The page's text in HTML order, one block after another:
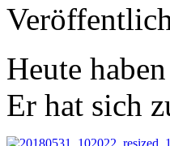
Heute
Er hat sich